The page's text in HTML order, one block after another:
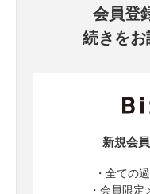
会員登
続きを
新規会
・全ての
・会員限